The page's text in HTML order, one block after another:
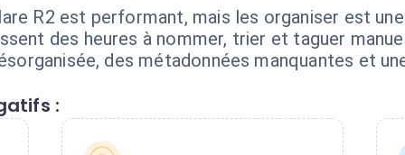
R2 est performant, mais les organiser est
des heures à nommer, trier et taguer
des métadonnées manquantes et
: